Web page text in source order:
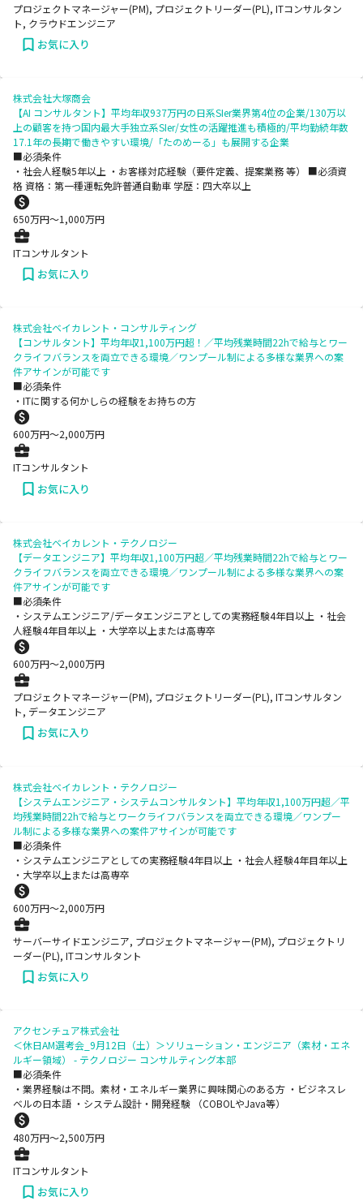
プロジェクトマネージャー(PM), プロジェクトリーダー(PL), ITコンサルタン
ト, クラウドエンジニア
お気に入り
株式会社大塚商会
【AI コンサルタント】平均年収937万円の日系SIer業界第4位の企業/130万以
上の顧客を持つ国内最大手独立系SIer/女性の活躍推進も積極的/平均勤続年数
17.1年の長期で働きやすい環境/「たのめーる」も展開する企業
■必須条件
・社会人経験5年以上 ・お客様対応経験（要件定義、提案業務 等） ■必須資
格 資格：第一種運転免許普通自動車 学歴：四大卒以上
650万円〜1,000万円
ITコンサルタント
お気に入り
株式会社ベイカレント・コンサルティング
【コンサルタント】平均年収1,100万円超！／平均残業時間22hで給与とワー
クライフバランスを両立できる環境／ワンプール制による多様な業界への案
件アサインが可能です
■必須条件
・ITに関する何かしらの経験をお持ちの方
600万円〜2,000万円
ITコンサルタント
お気に入り
株式会社ベイカレント・テクノロジー
【データエンジニア】平均年収1,100万円超／平均残業時間22hで給与とワー
クライフバランスを両立できる環境／ワンプール制による多様な業界への案
件アサインが可能です
■必須条件
・システムエンジニア/データエンジニアとしての実務経験4年目以上 ・社会
人経験4年目年以上 ・大学卒以上または高専卒
600万円〜2,000万円
プロジェクトマネージャー(PM), プロジェクトリーダー(PL), ITコンサルタン
ト, データエンジニア
お気に入り
株式会社ベイカレント・テクノロジー
【システムエンジニア・システムコンサルタント】平均年収1,100万円超／平
均残業時間22hで給与とワークライフバランスを両立できる環境／ワンプー
ル制による多様な業界への案件アサインが可能です
■必須条件
・システムエンジニアとしての実務経験4年目以上 ・社会人経験4年目年以上
・大学卒以上または高専卒
600万円〜2,000万円
サーバーサイドエンジニア, プロジェクトマネージャー(PM), プロジェクトリ
ーダー(PL), ITコンサルタント
お気に入り
アクセンチュア株式会社
＜休日AM選考会_9月12日（土）＞ソリューション・エンジニア（素材・エネ
ルギー領域） - テクノロジー コンサルティング本部
■必須条件
・業界経験は不問。素材・エネルギー業界に興味関心のある方 ・ビジネスレ
ベルの日本語 ・システム設計・開発経験 （COBOLやJava等）
480万円〜2,500万円
ITコンサルタント
お気に入り